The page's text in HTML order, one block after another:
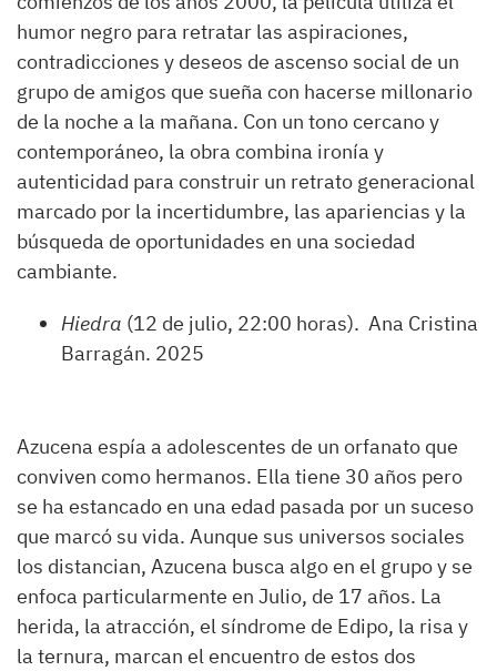
humor negro para retratar las aspiraciones,
contradicciones y deseos de ascenso social de un
grupo de amigos que sueña con hacerse millonario
de la noche a la mañana. Con un tono cercano y
contemporáneo, la obra combina ironía y
autenticidad para construir un retrato generacional
marcado por la incertidumbre, las apariencias y la
búsqueda de oportunidades en una sociedad
cambiante.
Hiedra (12 de julio, 22:00 horas). Ana Cristina
Barragán. 2025
Azucena espía a adolescentes de un orfanato que
conviven como hermanos. Ella tiene 30 años pero
se ha estancado en una edad pasada por un suceso
que marcó su vida. Aunque sus universos sociales
los distancian, Azucena busca algo en el grupo y se
enfoca particularmente en Julio, de 17 años. La
herida, la atracción, el síndrome de Edipo, la risa y
la ternura, marcan el encuentro de estos dos